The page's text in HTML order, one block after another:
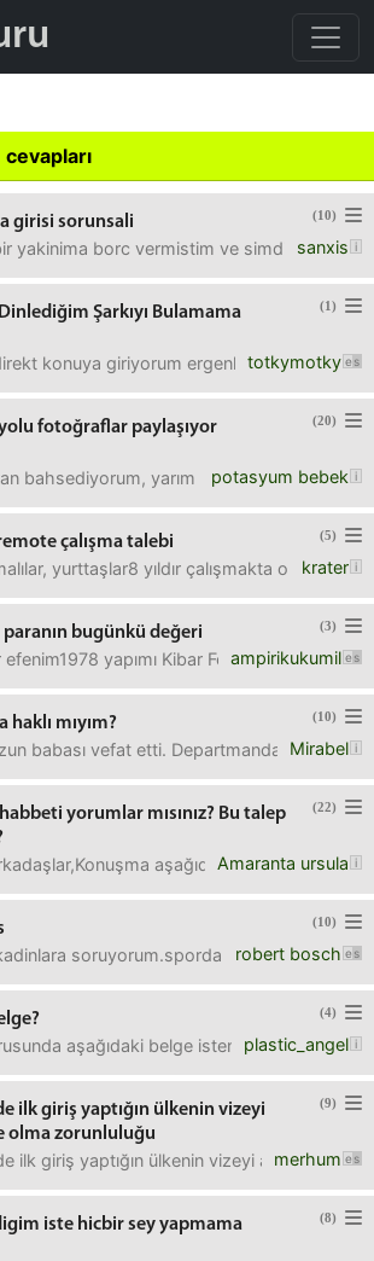
cevapları
(10)
girisi sorunsali
sanxis
yakinima borc vermistim ve simdi o
(1)
Şarkıyı Bulamama
totkymotky
konuya giriyorum ergenlik
(20)
fotoğraflar paylaşıyor
potasyum bebek
bahsediyorum, yarım vücutlu selfieden vs.
(5)
çalışma talebi
krater
yurttaşlar8 yıldır çalışmakta olduğum
(3)
bugünkü değeri
ampirikukumil
yapımı Kibar Feyzo filmini
(10)
haklı mıyım?
Mirabel
babası vefat etti. Departmanda 4 kişiyiz.
(22)
yorumlar mısınız? Bu talep
Amaranta ursula
aşağıdaki gibi. Ön bilgi
(10)
robert bosch
soruyorum.spordan sonra salonda
(4)
plastic_angel
aşağıdaki belge istenmiş. hangi
(9)
ilk giriş yaptığın ülkenin vizeyi
olma zorunluluğu
merhum
ilk giriş yaptığın ülkenin vizeyi aldığın
(8)
iste hicbir sey yapmama